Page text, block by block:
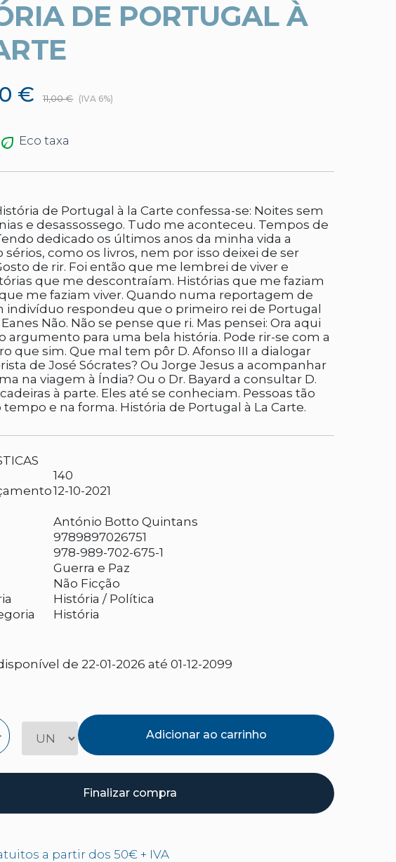
DE PORTUGAL À
€ 11,00 € (IVA 6%)
Eco taxa
de Portugal à la Carte confessa-se: Noites sem
e desassossego. Tudo me aconteceu. Tempos de
dedicado os últimos anos da minha vida a
sérios, como os livros, nem por isso deixei de ser
de rir. Foi então que me lembrei de viver e
que me descontraíam. Histórias que me faziam
me faziam viver. Quando numa reportagem de
indivíduo respondeu que o primeiro rei de Portugal
Não. Não se pense que ri. Mas pensei: Ora aqui
argumento para uma bela história. Pode rir-se com a
que sim. Que mal tem pôr D. Afonso III a dialogar
de José Sócrates? Ou Jorge Jesus a acompanhar
na viagem à Índia? Ou o Dr. Bayard a consultar D.
à parte. Eles até se conheciam. Pessoas tão
e na forma. História de Portugal à La Carte.
140
12-10-2021
António Botto Quintans
9789897026751
978-989-702-675-1
Guerra e Paz
Não Ficção
História / Política
História
de 22-01-2026 até 01-12-2099
Adicionar ao carrinho
Finalizar compra
a partir dos 50€ + IVA